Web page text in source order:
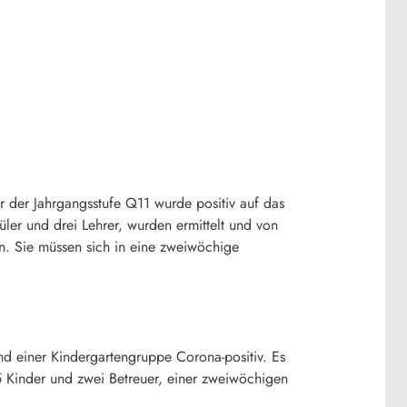
Jahrgangsstufe Q11 wurde positiv auf das
und drei Lehrer, wurden ermittelt und von
Sie müssen sich in eine zweiwöchige
einer Kindergartengruppe Corona-positiv. Es
und zwei Betreuer, einer zweiwöchigen